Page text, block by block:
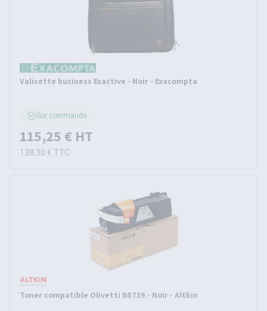
Valisette business Exactive - Noir - Exacompta
Sur commande
115,25 € HT
138,30 € TTC
Toner compatible Olivetti B0739 - Noir - Altkin